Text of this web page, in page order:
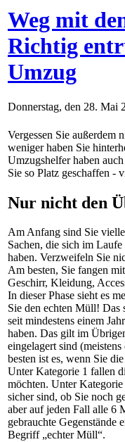
Weg mit
Richtig
Umzug
Donnerstag, den 28. Mai
Vergessen Sie außerdem
weniger haben Sie
Umzugshelfer haben
Sie so Platz geschaffen -
Nur nicht den
Am Anfang sind Sie
Sachen, die sich im
haben. Verzweifeln Sie
Am besten, Sie fangen
Geschirr, Kleidung,
In dieser Phase sieht es
Sie den echten Müll! Das
seit mindestens einem
haben. Das gilt im
eingelagert sind
besten ist es, wenn Sie
Unter Kategorie 1 fallen
möchten. Unter
sicher sind, ob Sie noch
aber auf jeden Fall alle 6
gebrauchte Gegenstände
Begriff „echter Müll“.